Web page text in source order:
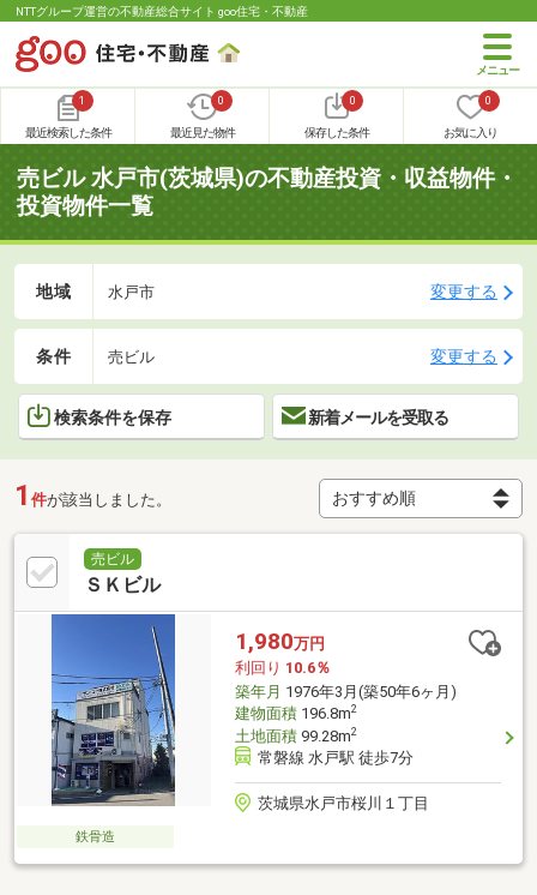
NTTグループ運営の不動産総合サイト goo住宅・不動産
1
最近検索した条件
0
最近見た物件
0
保存した条件
0
お気に入り
売ビル 水戸市(茨城県)の不動産投資・収益物件・
投資物件一覧
地域 水戸市 変更する
条件 売ビル 変更する
検索条件を保存 新着メールを受取る
1 件が該当しました。
売ビル
ＳＫビル
1,980万円
利回り 10.6％
築年月 1976年3月(築50年6ヶ月)
建物面積196.8m2
土地面積99.28m2
常磐線 水戸駅 徒歩7分
茨城県水戸市桜川１丁目
鉄骨造